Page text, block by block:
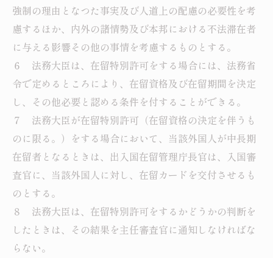
強制の理由となつた事実及び人道上の配慮の必要性を考
慮するほか、内外の諸情勢及び本邦における不法滞在者
に与える影響その他の事情を考慮するものとする。
６ 法務大臣は、在留特別許可をする場合には、法務省
令で定めるところにより、在留資格及び在留期間を決定
し、その他必要と認める条件を付することができる。
７ 法務大臣が在留特別許可（在留資格の決定を伴うも
のに限る。）をする場合において、当該外国人が中長期
在留者となるときは、出入国在留管理庁長官は、入国審
査官に、当該外国人に対し、在留カードを交付させるも
のとする。
８ 法務大臣は、在留特別許可をするかどうかの判断を
したときは、その結果を主任審査官に通知しなければな
らない。